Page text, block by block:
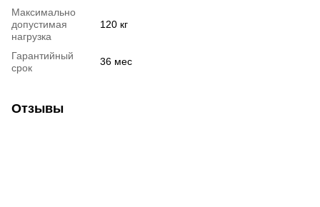
Максимально
допустимая
нагрузка
120 кг
Гарантийный
срок
36 мес
Отзывы